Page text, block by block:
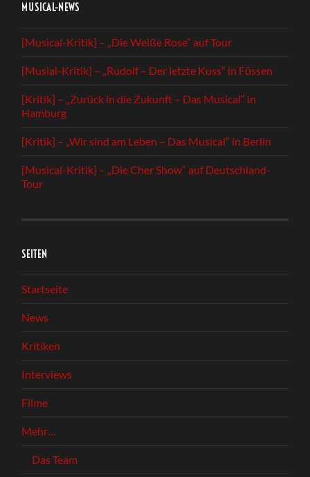
MUSICAL-NEWS
[Musical-Kritik] – „Die Weiße Rose“ auf Tour
[Musial-Kritik] – „Rudolf – Der letzte Kuss“ in Füssen
[Kritik] – „Zurück in die Zukunft – Das Musical“ in
Hamburg
[Kritik] – „Wir sind am Leben – Das Musical“ in Berlin
[Musical-Kritik] – „Die Cher Show“ auf Deutschland-
Tour
SEITEN
Startseite
News
Kritiken
Interviews
Filme
Mehr…
Das Team